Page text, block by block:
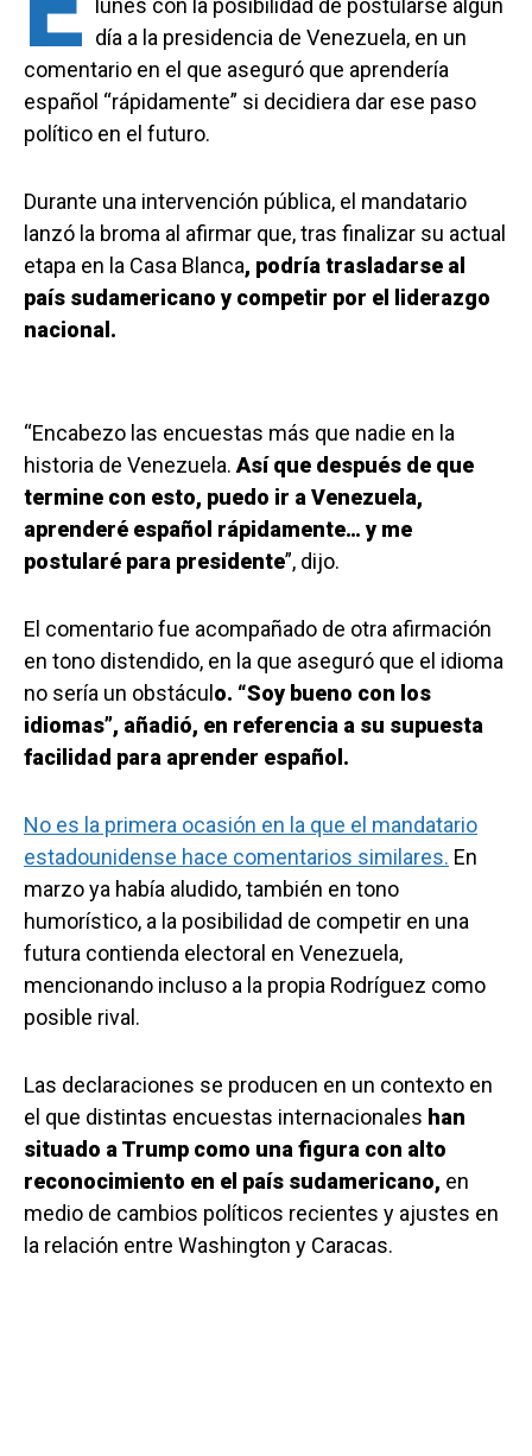
lunes con la posibilidad de postularse algún
día a la presidencia de Venezuela, en un
comentario en el que aseguró que aprendería
español “rápidamente” si decidiera dar ese paso
político en el futuro.
Durante una intervención pública, el mandatario
lanzó la broma al afirmar que, tras finalizar su actual
etapa en la Casa Blanca, podría trasladarse al
país sudamericano y competir por el liderazgo
nacional.
“Encabezo las encuestas más que nadie en la
historia de Venezuela.Así que después de que
termine con esto, puedo ir a Venezuela,
aprenderé español rápidamente… y me
postularé para presidente”, dijo.
El comentario fue acompañado de otra afirmación
en tono distendido, en la que aseguró que el idioma
no sería un obstácul o. “Soy bueno con los
idiomas”, añadió, en referencia a su supuesta
facilidad para aprender español.
No es la primera ocasión en la que el mandatario
estadounidense hace comentarios similares. En
marzo ya había aludido, también en tono
humorístico, a la posibilidad de competir en una
futura contienda electoral en Venezuela,
mencionando incluso a la propia Rodríguez como
posible rival.
Las declaraciones se producen en un contexto en
el que distintas encuestas internacionales han
situado a Trump como una figura con alto
reconocimiento en el país sudamericano, en
medio de cambios políticos recientes y ajustes en
la relación entre Washington y Caracas.